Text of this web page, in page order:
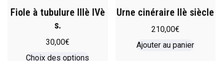
Fiole à tubulure IIIè IVè
s.
30,00€
Choix des options
Urne cinéraire IIè siècle
210,00€
Ajouter au panier